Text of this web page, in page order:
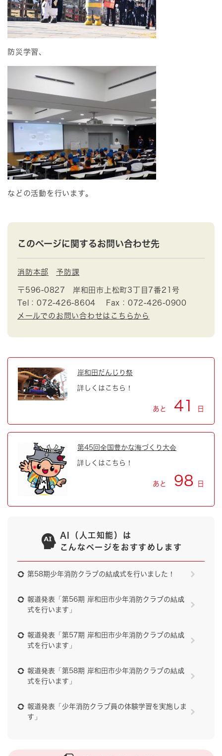
防災学習、
などの活動を行います。
このページに関するお問い合わせ先
消防本部 予防課
〒596-0827
岸和田市上松町3丁目7番21号
Tel：072-426-8604
Fax：072-426-0900
メールでのお問い合わせはこちらから
岸和田だんじり祭
詳しくはこちら！
あと 41 日
第45回全国豊かな海づくり大会
詳しくはこちら！
あと 98 日
AI（人工知能）は
こんなページをおすすめします
第58期少年消防クラブの結成式を行いました！
報道発表「第56期 岸和田市少年消防クラブの結成
式を行います」
報道発表「第57期 岸和田市少年消防クラブの結成
式を行います」
報道発表「第58期 岸和田市少年消防クラブの結成
式を行います」
報道発表「少年消防クラブ員の体験学習を実施しま
す」